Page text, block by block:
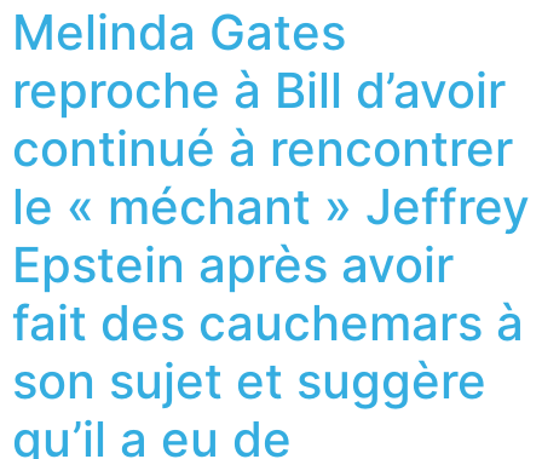
Melinda Gates
reproche à Bill d’avoir
continué à rencontrer
le « méchant » Jeffrey
Epstein après avoir
fait des cauchemars à
son sujet et suggère
qu’il a eu de